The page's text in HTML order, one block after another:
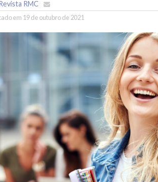
RMC
em 19 de outubro de 2021